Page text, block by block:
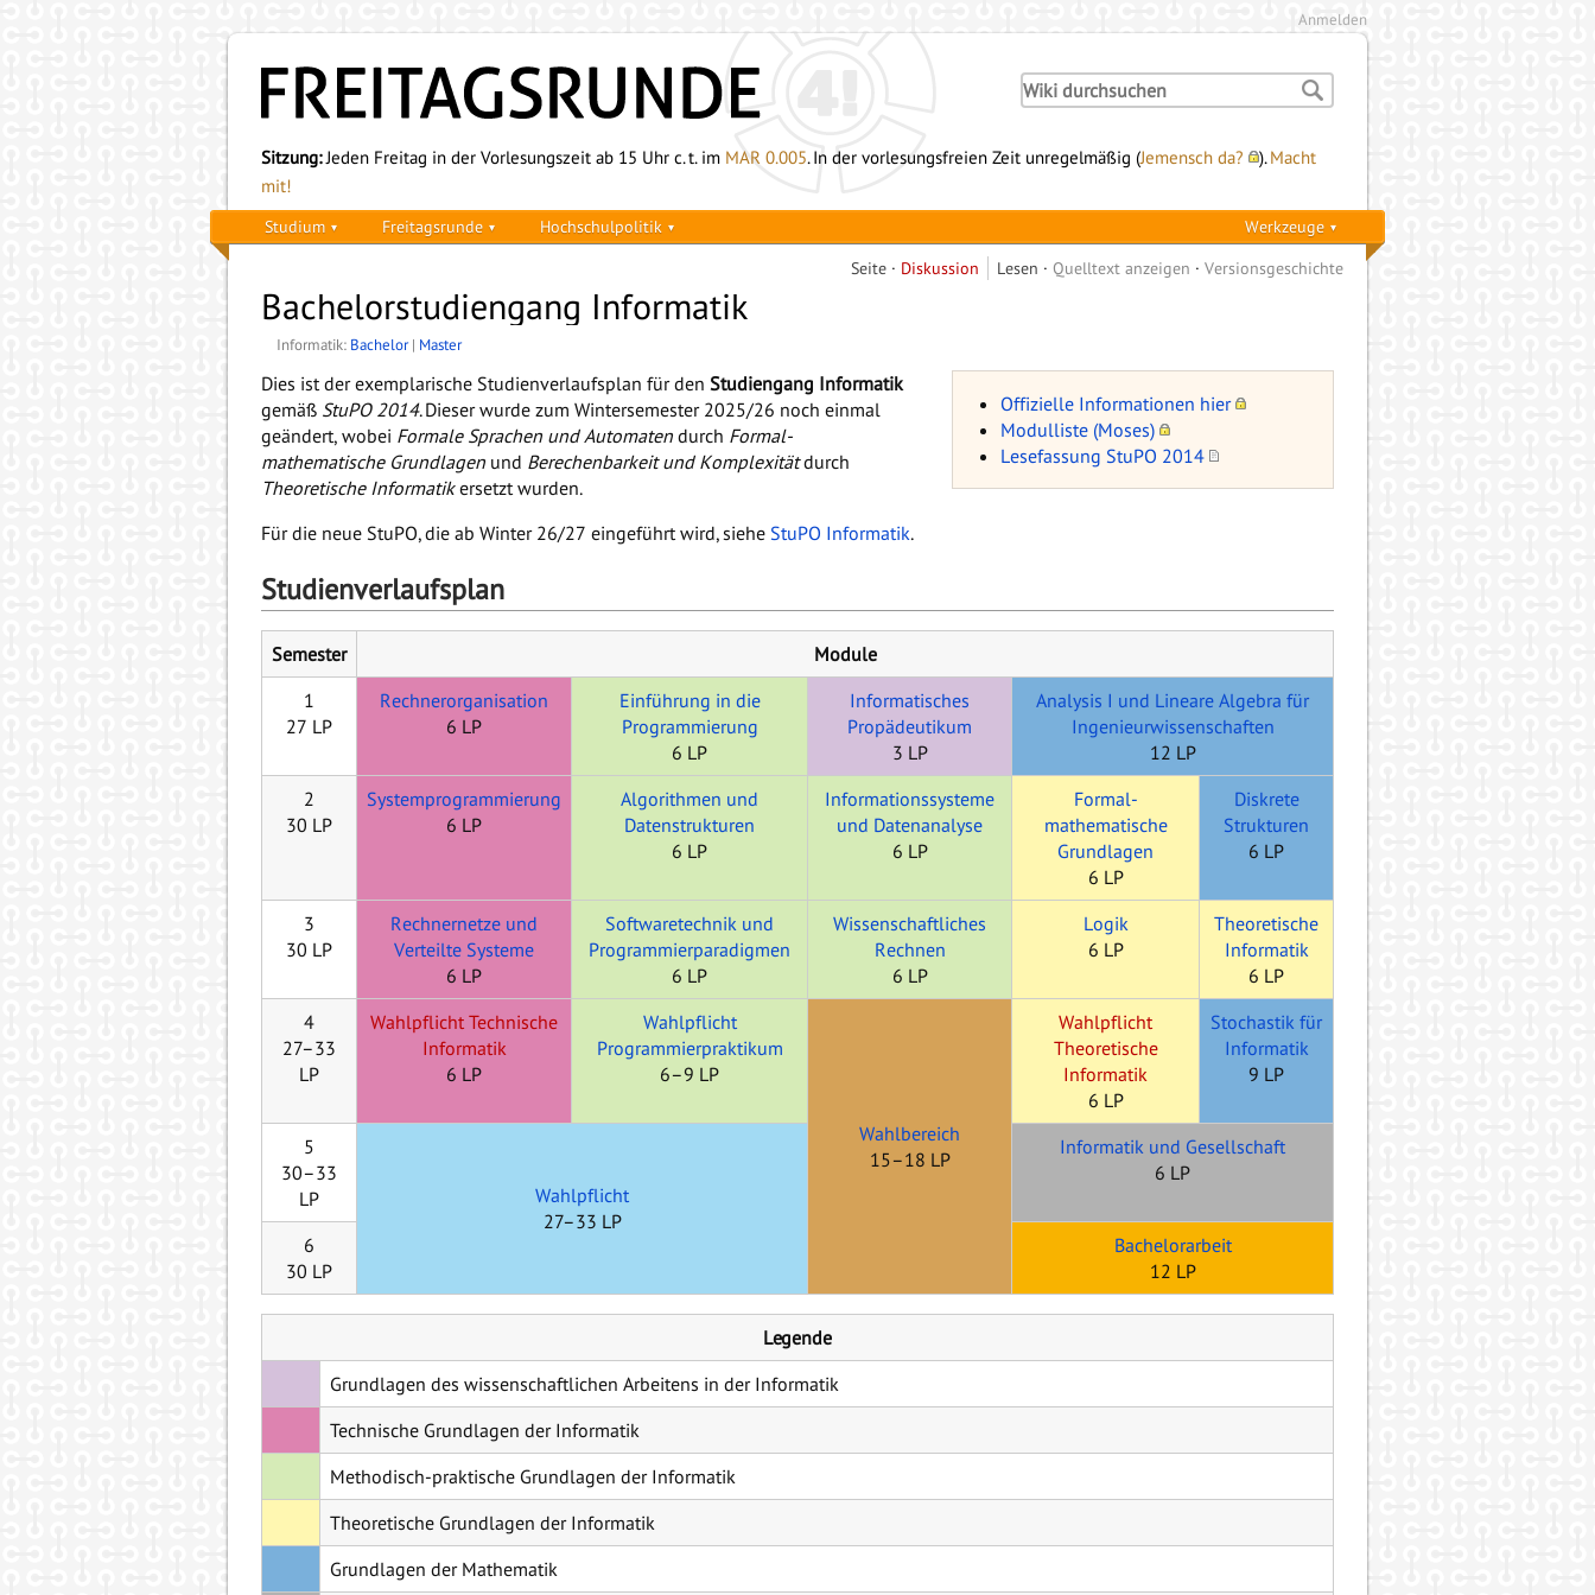
Anmelden
Sitzung:Jeden Freitag in der Vorlesungszeit ab 15 Uhr c. t. im MAR 0.005. In der vorlesungsfreien Zeit unregelmäßig (Jemensch da? ).Macht
mit!
Studium Freitagsrunde Hochschulpolitik
Werkzeuge
Seite
Diskussion Lesen Quelltext anzeigen Versionsgeschichte
Bachelorstudiengang Informatik
Informatik: Bachelor| Master
Offizielle Informationen hier
Modulliste (Moses)
Lesefassung StuPO 2014
Dies ist der exemplarische Studienverlaufsplan für den Studiengang Informatik
gemäß StuPO 2014. Dieser wurde zum Wintersemester 2025/26 noch einmal
geändert, wobei Formale Sprachen und Automaten durch Formal-
mathematische Grundlagen und Berechenbarkeit und Komplexitätdurch
Theoretische Informatikersetzt wurden.
Für die neue StuPO, die ab Winter 26/27 eingeführt wird, siehe StuPO Informatik.
Studienverlaufsplan
Semester
Module
1
27 LP
Rechnerorganisation
6 LP
Einführung in die
Programmierung
6 LP
Informatisches
Propädeutikum
3 LP
Analysis I und Lineare Algebra für
Ingenieurwissenschaften
12 LP
2
30 LP
Systemprogrammierung
6 LP
Algorithmen und
Datenstrukturen
6 LP
Informationssysteme
und Datenanalyse
6 LP
Formal-
mathematische
Grundlagen
6 LP
Diskrete
Strukturen
6 LP
3
30 LP
Rechnernetze und
Verteilte Systeme
6 LP
Softwaretechnik und
Programmierparadigmen
6 LP
Wissenschaftliches
Rechnen
6 LP
Logik
6 LP
Theoretische
Informatik
6 LP
4
27–33
LP
Wahlpflicht Technische
Informatik
6 LP
Wahlpflicht
Programmierpraktikum
6–9 LP
Wahlbereich
15–18 LP
Wahlpflicht
Theoretische
Informatik
6 LP
Stochastik für
Informatik
9 LP
5
30–33
LP
Wahlpflicht
27–33 LP
Informatik und Gesellschaft
6 LP
6
30 LP
Bachelorarbeit
12 LP
Legende
Grundlagen des wissenschaftlichen Arbeitens in der Informatik
Technische Grundlagen der Informatik
Methodisch-praktische Grundlagen der Informatik
Theoretische Grundlagen der Informatik
Grundlagen der Mathematik